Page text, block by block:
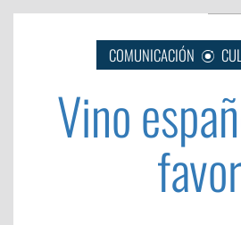
COMUNICACIÓN
Vino
favor